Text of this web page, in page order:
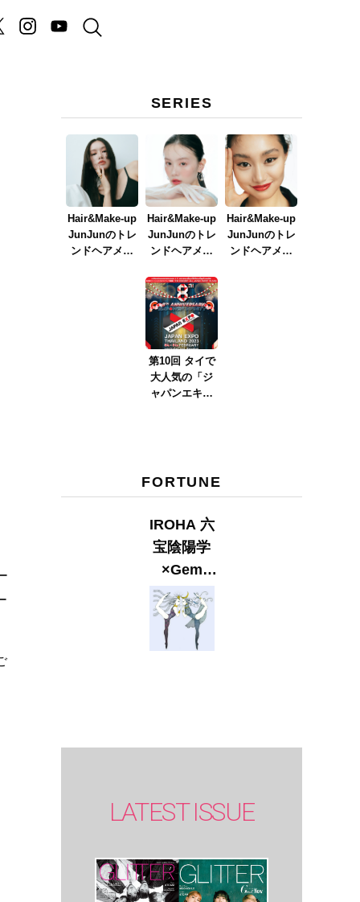
SERIES
Hair&Make-up
JunJunのトレ
ンドヘアメイ
Hair&Make-up
JunJunのトレ
ンドヘアメイ
イク
ver.2023』
Hair&Make-up
JunJunのトレ
ンドヘアメイ
第10回 タイで
大人気の「ジ
ャパンエキス
FORTUNE
IROHA 六
宝陰陽学
×Gem
Muse
【GLITTER
2023
LATEST ISSUE